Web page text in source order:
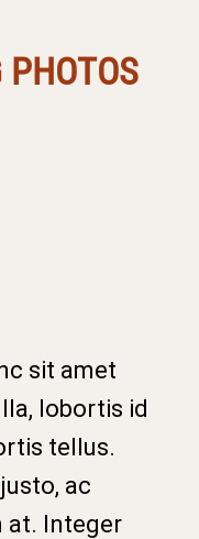
sit amet
lobortis id
tellus.
ac
at. Integer